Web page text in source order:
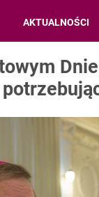
AKTUALNOŚCI